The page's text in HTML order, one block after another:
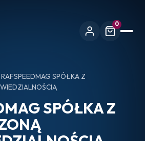
0
SPÓŁKA Z
SPÓŁKA Z